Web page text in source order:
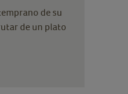
de su
de un plato